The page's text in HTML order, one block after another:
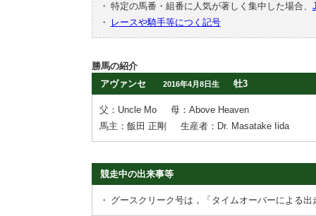
・ 特定の馬番・組番に人気が著しく集中した場合、
・
レースや騎手等につく記号
勝馬の紹介
アヴァンセ
2016年4月8日生 牡3
父：Uncle Mo
母：Above Heaven
馬主：飯田 正剛
生産者：Dr. Masatake Iida
競走中の出来事等
・ グースクリーク号は，「タイムオーバーによる